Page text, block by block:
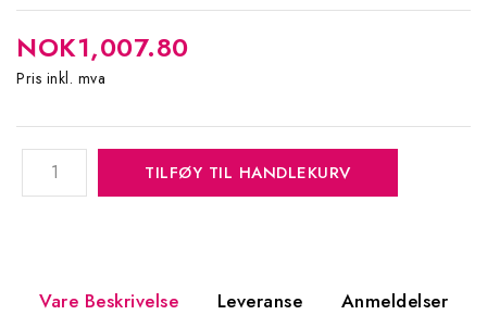
NOK1,007.80
Pris inkl. mva
TILFØY TIL HANDLEKURV
Vare Beskrivelse Leveranse Anmeldelser